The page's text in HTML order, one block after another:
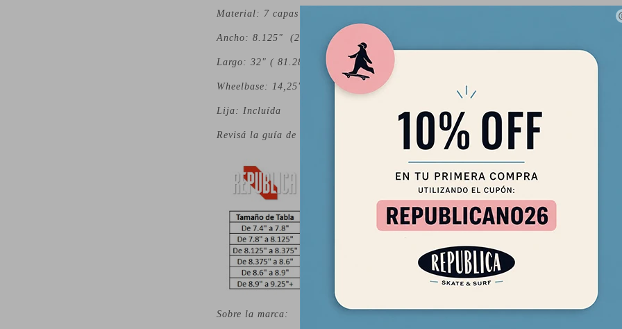
Material: 7 capas (Maple)
Ancho: 8.125" (20.64 cm)
Largo: 32" ( 81.28 cm)
Wheelbase: 14,25" (36.19 cm)
Lija: Incluída
Revisá la guía de abajo para saber que trucks comprar para tu tabla:
Sobre la marca: